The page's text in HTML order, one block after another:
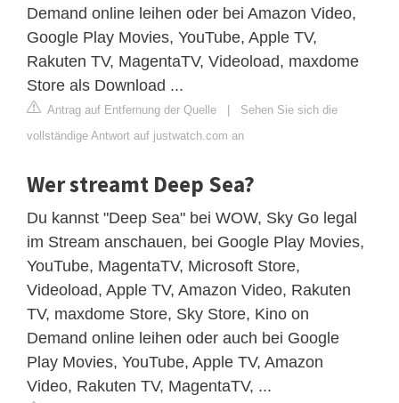
Demand online leihen oder bei Amazon Video,
Google Play Movies, YouTube, Apple TV,
Rakuten TV, MagentaTV, Videoload, maxdome
Store als Download ...
Antrag auf Entfernung der Quelle
Sehen Sie sich die
vollständige Antwort auf justwatch.com an
Wer streamt Deep Sea?
Du kannst "Deep Sea" bei WOW, Sky Go legal
im Stream anschauen, bei Google Play Movies,
YouTube, MagentaTV, Microsoft Store,
Videoload, Apple TV, Amazon Video, Rakuten
TV, maxdome Store, Sky Store, Kino on
Demand online leihen oder auch bei Google
Play Movies, YouTube, Apple TV, Amazon
Video, Rakuten TV, MagentaTV, ...